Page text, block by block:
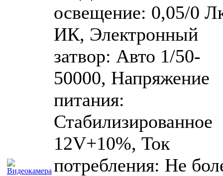
освещение: 0,05/0
ИК, Электронный
затвор: Авто 1/50-
50000, Напряжение
питания:
Стабилизированное
12V+10%, Ток
потребления: Не